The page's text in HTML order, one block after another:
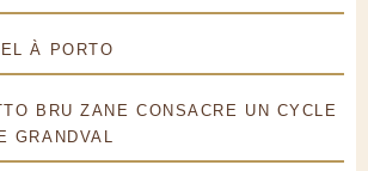
À PORTO
BRU ZANE CONSACRE UN CYCLE
GRANDVAL